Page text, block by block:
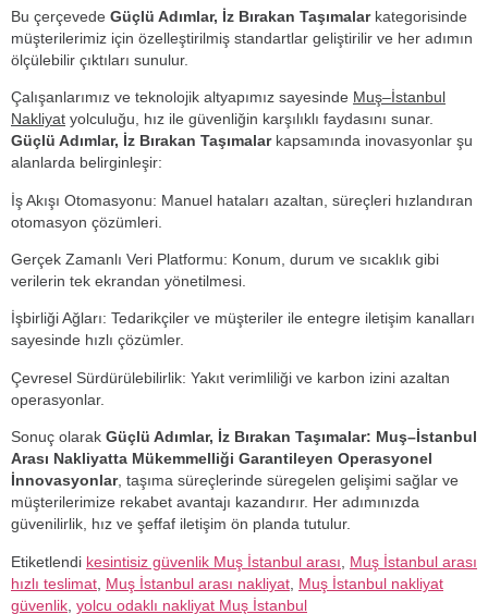
Bu çerçevede Güçlü Adımlar, İz Bırakan Taşımalarkategorisinde
müşterilerimiz için özelleştirilmiş standartlar geliştirilir ve her adımın
ölçülebilir çıktıları sunulur.
Çalışanlarımız ve teknolojik altyapımız sayesinde Muş–İstanbul
Nakliyat yolculuğu, hız ile güvenliğin karşılıklı faydasını sunar.
Güçlü Adımlar, İz Bırakan Taşımalarkapsamında inovasyonlar şu
alanlarda belirginleşir:
İş Akışı Otomasyonu: Manuel hataları azaltan, süreçleri hızlandıran
otomasyon çözümleri.
Gerçek Zamanlı Veri Platformu: Konum, durum ve sıcaklık gibi
verilerin tek ekrandan yönetilmesi.
İşbirliği Ağları: Tedarikçiler ve müşteriler ile entegre iletişim kanalları
sayesinde hızlı çözümler.
Çevresel Sürdürülebilirlik: Yakıt verimliliği ve karbon izini azaltan
operasyonlar.
Sonuç olarak Güçlü Adımlar, İz Bırakan Taşımalar: Muş–İstanbul
Arası Nakliyatta Mükemmelliği Garantileyen Operasyonel
İnnovasyonlar, taşıma süreçlerinde süregelen gelişimi sağlar ve
müşterilerimize rekabet avantajı kazandırır. Her adımınızda
güvenilirlik, hız ve şeffaf iletişim ön planda tutulur.
Etiketlendi kesintisiz güvenlik Muş İstanbul arası
Muş İstanbul arası
hızlı teslimat Muş İstanbul arası nakliyat Muş İstanbul nakliyat
güvenlik yolcu odaklı nakliyat Muş İstanbul